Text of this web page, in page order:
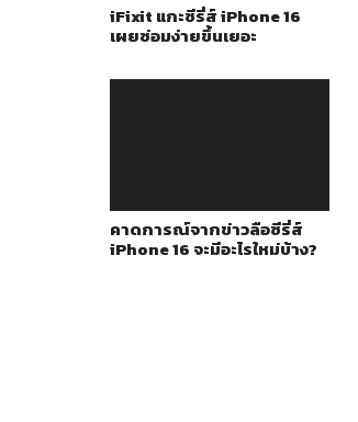
iFixit แกะซีรี่ส์ iPhone 16
เผยซ่อมง่ายขึ้นเยอะ
คาดการณ์จากข่าวลือซีรี่ส์
iPhone 16 จะมีอะไรใหม่บ้าง?